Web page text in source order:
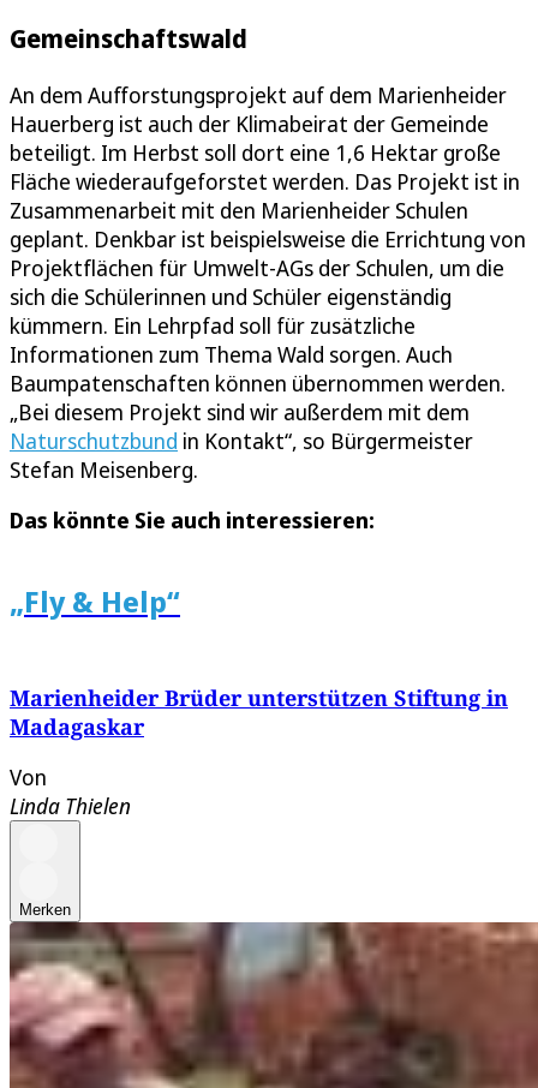
Gemeinschaftswald
An dem Aufforstungsprojekt auf dem Marienheider
Hauerberg ist auch der Klimabeirat der Gemeinde
beteiligt. Im Herbst soll dort eine 1,6 Hektar große
Fläche wiederaufgeforstet werden. Das Projekt ist in
Zusammenarbeit mit den Marienheider Schulen
geplant. Denkbar ist beispielsweise die Errichtung von
Projektflächen für Umwelt-AGs der Schulen, um die
sich die Schülerinnen und Schüler eigenständig
kümmern. Ein Lehrpfad soll für zusätzliche
Informationen zum Thema Wald sorgen. Auch
Baumpatenschaften können übernommen werden.
„Bei diesem Projekt sind wir außerdem mit dem
Naturschutzbund in Kontakt“, so Bürgermeister
Stefan Meisenberg.
Das könnte Sie auch interessieren:
„Fly & Help“
Marienheider Brüder unterstützen Stiftung in
Madagaskar
Von
Linda Thielen
Merken